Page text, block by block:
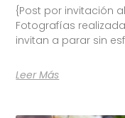
{Post por invitación
Fotografías
invitan a parar sin
Leer Más